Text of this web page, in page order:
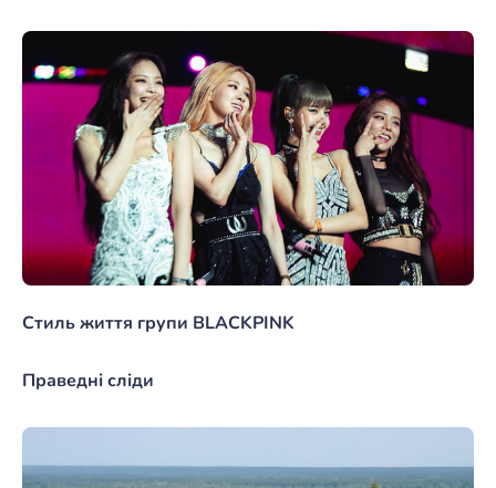
Стиль життя групи BLACKPINK
Праведні сліди